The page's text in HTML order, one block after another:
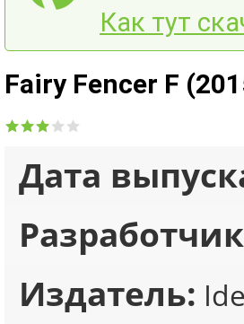
Как тут
Fairy Fencer F
Дата
Издатель: